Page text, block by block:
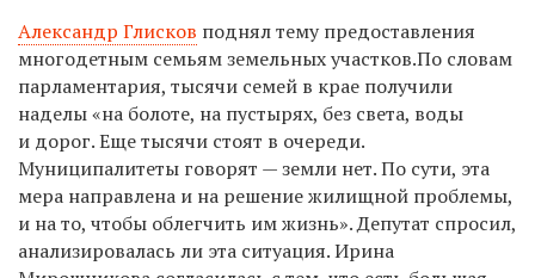
Александр Глисков поднял тему предоставления
многодетным семьям земельных участков.По словам
парламентария, тысячи семей в крае получили
наделы «на болоте, на пустырях, без света, воды
и дорог. Еще тысячи стоят в очереди.
Муниципалитеты говорят — земли нет. По сути, эта
мера направлена и на решение жилищной проблемы,
и на то, чтобы облегчить им жизнь». Депутат спросил,
анализировалась ли эта ситуация. Ирина